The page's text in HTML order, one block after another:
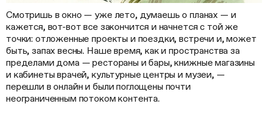
Смотришь в окно — уже лето, думаешь о планах — и
кажется, вот-вот все закончится и начнется с той же
точки: отложенные проекты и поездки, встречи и, может
быть, запах весны. Наше время, как и пространства за
пределами дома — рестораны и бары, книжные магазины
и кабинеты врачей, культурные центры и музеи, —
перешли в онлайн и были поглощены почти
неограниченным потоком контента.